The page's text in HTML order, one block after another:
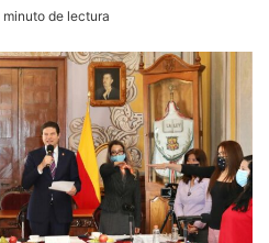
minuto de lectura